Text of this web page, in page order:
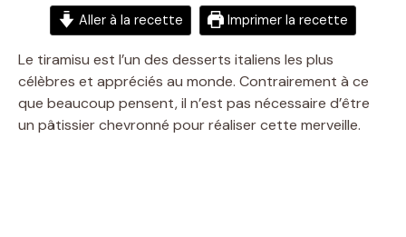
Aller à la recette Imprimer la recette
Le tiramisu est l’un des desserts italiens les plus
célèbres et appréciés au monde. Contrairement à ce
que beaucoup pensent, il n’est pas nécessaire d’être
un pâtissier chevronné pour réaliser cette merveille.